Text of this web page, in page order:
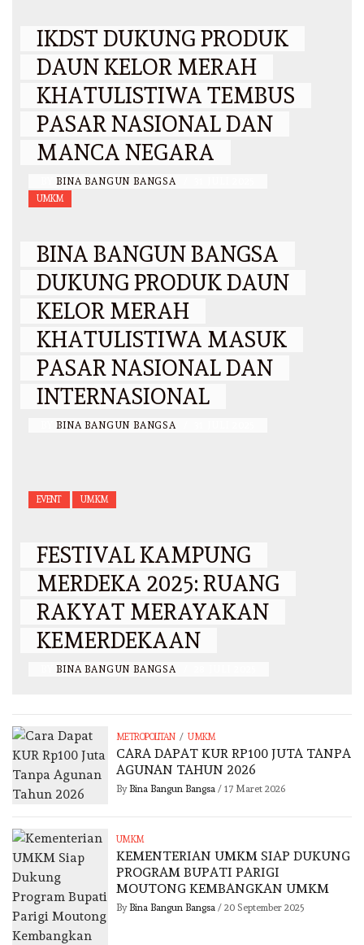
IKDST DUKUNG PRODUK
DAUN KELOR MERAH
KHATULISTIWA TEMBUS
PASAR NASIONAL DAN
MANCA NEGARA
BINA BANGUN BANGSA
UMKM
BINA BANGUN BANGSA
DUKUNG PRODUK DAUN
KELOR MERAH
KHATULISTIWA MASUK
PASAR NASIONAL DAN
INTERNASIONAL
BINA BANGUN BANGSA
EVENT UMKM
FESTIVAL KAMPUNG
MERDEKA 2025: RUANG
RAKYAT MERAYAKAN
KEMERDEKAAN
BINA BANGUN BANGSA
METROPOLITAN / UMKM
CARA DAPAT KUR RP100 JUTA TANPA
AGUNAN TAHUN 2026
By Bina Bangun Bangsa/ 17 Maret 2026
UMKM
KEMENTERIAN UMKM SIAP DUKUNG
PROGRAM BUPATI PARIGI
MOUTONG KEMBANGKAN UMKM
By Bina Bangun Bangsa/ 20 September 2025